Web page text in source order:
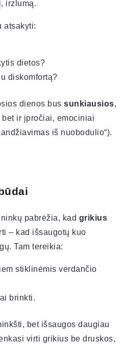
irzlumą.
atsakyti:
dietos?
diskomfortą?
dienos bus sunkiausios,
ir įpročiai, emociniai
iš nuobodulio“).
pabrėžia, kad grikius
– kad išsaugotų kuo
Tam tereikia:
stiklinėmis verdančio
brinkti.
bet išsaugos daugiau
virti grikius be druskos,